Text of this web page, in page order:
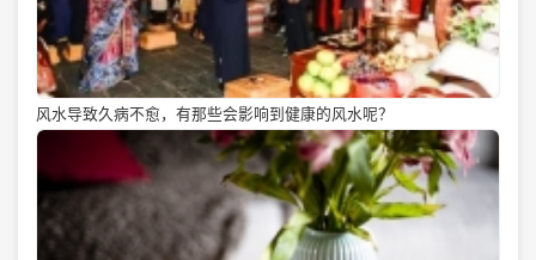
风水导致久病不愈，有那些会影响到健康的风水呢？